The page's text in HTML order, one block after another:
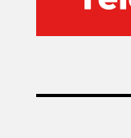
EVENTOS